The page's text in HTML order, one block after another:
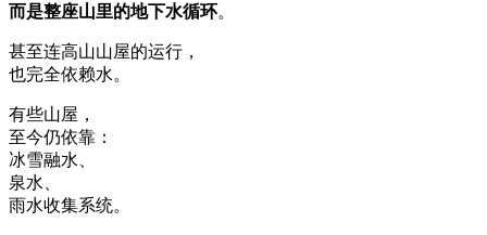
而是整座山里的地下水循环。
甚至连高山山屋的运行，
也完全依赖水。
有些山屋，
至今仍依靠：
冰雪融水、
泉水、
雨水收集系统。